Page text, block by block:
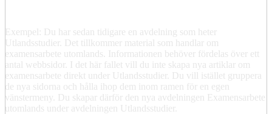
Exempel: Du har sedan tidigare en avdelning som heter
Utlandsstudier. Det tillkommer material som handlar om
examensarbete utomlands. Informationen behöver fördelas över ett
antal webbsidor. I det här fallet vill du inte skapa nya artiklar om
examensarbete direkt under Utlandsstudier. Du vill istället gruppera
de nya sidorna och hålla ihop dem inom ramen för en egen
vänstermeny. Du skapar därför den nya avdelningen Examensarbete
utomlands under avdelningen Utlandsstudier.